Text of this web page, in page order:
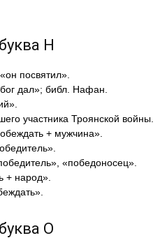
Н
посвятил».
дал»; библ. Нафан.
участника Троянской войны.
+ мужчина».
«победоносец».
+ народ».
О